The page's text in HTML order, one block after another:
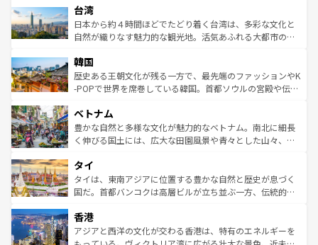
情報は
人々、おいしいローカルフードやハワイアンミュージッ
ク、伝統的なフラダンスなど、すべてがハワイの魅力を彩
っている。訪れるたびに新しい発見と感動が待っているハ
はコンテンツ一覧
リアリーフや大陸中央部にそびえるウルル（エアーズロッ
ク）、タスマニアの美しい原生林やケアンズの熱帯雨林な
ど、見どころがたくさん。また、カフェやワイン、オージ
いる。アクティビティも充実しており、サーフィンやダイ
ビング、ハイキングなど、アウトドア好きにはたまらな
い。オーストラリアの多彩な魅力を存分に味わいつくそ
参照してほしい。
台湾
日本から約４時間ほどでたどり着く台湾は、多彩な文化と
自然が織りなす魅力的な観光地。活気あふれる大都市の台
ン）、静ひつな山岳地帯である台湾東部など、都市の喧騒
と山間の静けさが共存しており、訪れる人に新しい発見と
驚きをもたらしてくれる。また、奥深い台湾の食文化も魅
容にもいいと評判のスイーツなど、バラエティ豊かな料理
が味わえる。 なお、新着の台湾情報は コンテンツ一覧を参
照してほしい。
韓国
歴史ある王朝文化が残る一方で、最先端のファッションやK
-POPで世界を席巻している韓国。首都ソウルの宮殿や伝統
き、地方に足を延ばせば四季折々の自然美を楽しむことが
できる。そして、キムチや焼肉、絶品のストリートフード
まで、さまざまな韓国料理が待っている。夜には、韓国な
リティに包まれながら、韓国の多彩な魅力を心ゆくまで味
わってみてほしい。 なお、新着の韓国情報はコンテンツ一
覧を参照してほしい。
ベトナム
豊かな自然と多様な文化が魅力的なベトナム。南北に細長
く伸びる国土には、広大な田園風景や青々とした山々、世
急速な発展と共に伝統が息づく。ハノイの古い町並みやホ
ーチミン市のフランス統治時代の建物も、独特の雰囲気を
醸し出している。また、バラエティの豊かさとおいしさで
とつ。フォーやバインミー、ベトナムコーヒーなどは、ぜ
ひ現地で味わいたい。どの地域を訪れてもあたたかい人々
が旅行者を迎えてくれるので、きっと忘れられない旅にな
タイ
タイは、東南アジアに位置する豊かな自然と歴史が息づく
国だ。首都バンコクは高層ビルが立ち並ぶ一方、伝統的な
の活気が交差している。北部ではチェンマイなどの山岳地
帯で自然と触れ合い、南部ではプーケットやクラビの美し
いビーチでリゾート気分を楽しむことができる。タイ料理
香港
アジアと西洋の文化が交わる香港は、特有のエネルギーを